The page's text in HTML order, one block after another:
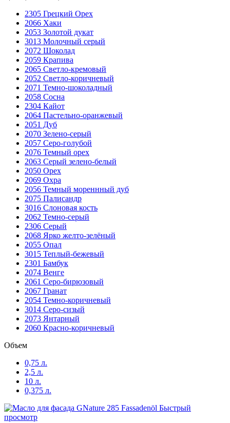
2305 Грецкий Орех
2066 Хаки
2053 Золотой дукат
3013 Молочный серый
2072 Шоколад
2059 Крапива
2065 Светло-кремовый
2052 Светло-коричневый
2071 Темно-шоколадный
2058 Сосна
2304 Кайот
2064 Пастельно-оранжевый
2051 Дуб
2070 Зелено-серый
2057 Серо-голубой
2076 Темный орех
2063 Серый зелено-белый
2050 Орех
2069 Охра
2056 Темный мореннный дуб
2075 Палисандр
3016 Слоновая кость
2062 Темно-серый
2306 Серый
2068 Ярко желто-зелёный
2055 Опал
3015 Теплый-бежевый
2301 Бамбук
2074 Венге
2061 Серо-бирюзовый
2067 Гранат
2054 Темно-коричневый
3014 Серо-сизый
2073 Янтарный
2060 Красно-коричневый
Объем
0,75 л.
2,5 л.
10 л.
0,375 л.
Быстрый
просмотр